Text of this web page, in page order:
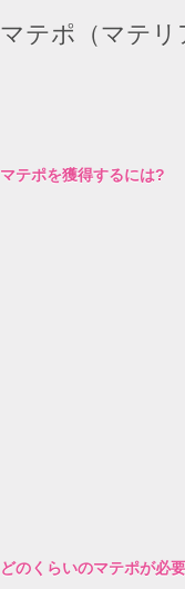
マテポ（マテ
マテポを獲得するには?
どのくらいのマテポが必